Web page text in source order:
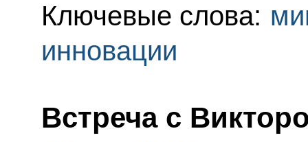
Ключевые слова:
инновации
Встреча с